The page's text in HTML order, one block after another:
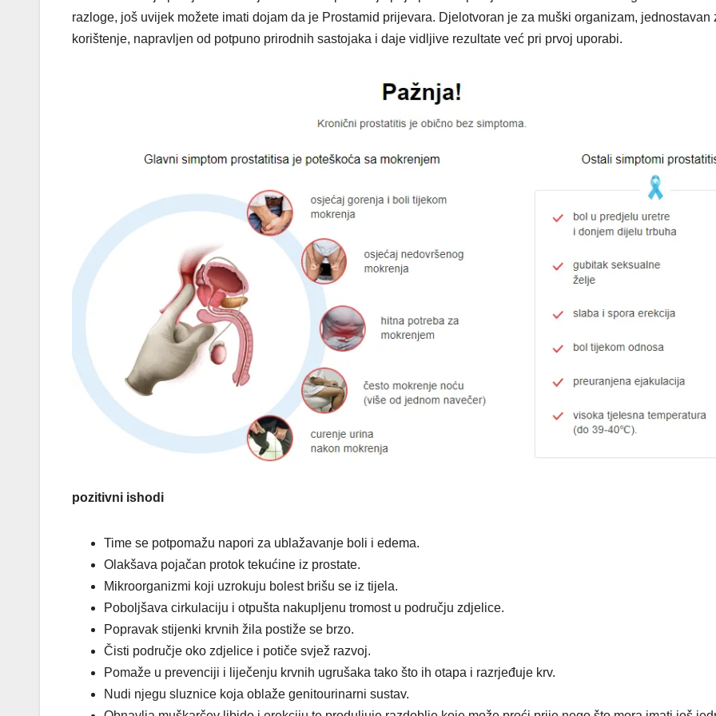
razloge, još uvijek možete imati dojam da je Prostamid prijevara. Djelotvoran je za muški organizam, jednostavan
korištenje, napravljen od potpuno prirodnih sastojaka i daje vidljive rezultate već pri prvoj uporabi.
pozitivni ishodi
Time se potpomažu napori za ublažavanje boli i edema.
Olakšava pojačan protok tekućine iz prostate.
Mikroorganizmi koji uzrokuju bolest brišu se iz tijela.
Poboljšava cirkulaciju i otpušta nakupljenu tromost u području zdjelice.
Popravak stijenki krvnih žila postiže se brzo.
Čisti područje oko zdjelice i potiče svjež razvoj.
Pomaže u prevenciji i liječenju krvnih ugrušaka tako što ih otapa i razrjeđuje krv.
Nudi njegu sluznice koja oblaže genitourinarni sustav.